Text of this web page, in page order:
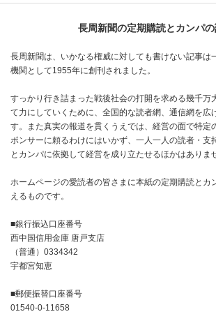
長周新聞の定期購読とカンパの
長周新聞は、いかなる権威に対しても書けない記事は
機関として1955年に創刊されました。
すっかり行き詰まった戦後社会の打開を求める幾千万
て力にしていくために、全国的な読者網、通信網を広
す。また真実の報道を貫くうえでは、経営の面で特定
ポンサーに頼るわけにはいかず、一人一人の読者・支
とカンパに依拠して経営を成り立たせるほかはありま
ホームページの愛読者の皆さまに本紙の定期購読とカ
えるものです。
■銀行振込口座番号
西中国信用金庫 唐戸支店
（普通）0334342
宇都宮知恵
■郵便振替口座番号
01540-0-11658